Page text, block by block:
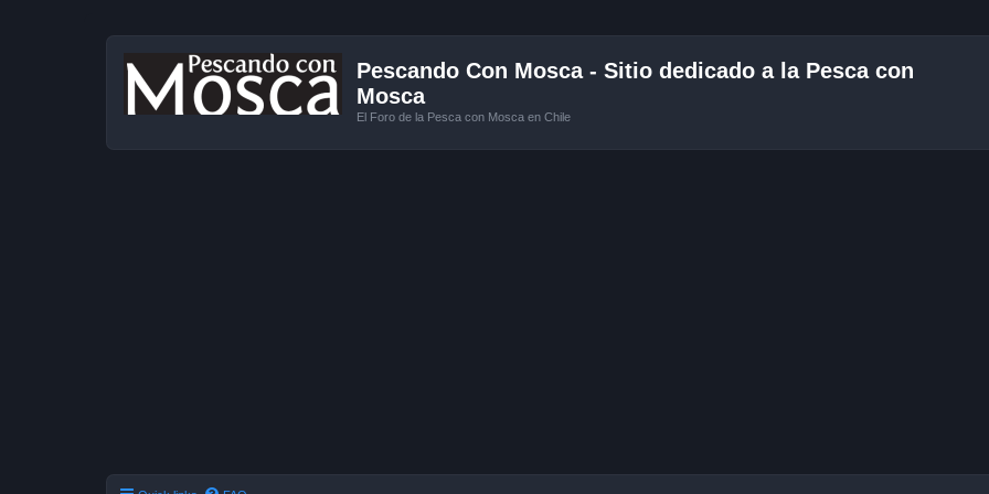
Pescando Con Mosca - Sitio dedicado a la Pesca con
Mosca
El Foro de la Pesca con Mosca en Chile